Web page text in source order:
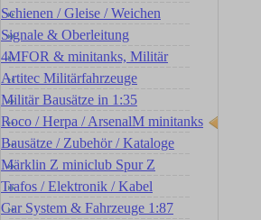
Schienen / Gleise / Weichen
Signale & Oberleitung
4MFOR & minitanks, Militär
Artitec Militärfahrzeuge
Militär Bausätze in 1:35
Roco / Herpa / ArsenalM minitanks
Bausätze / Zubehör / Kataloge
Märklin Z miniclub Spur Z
Trafos / Elektronik / Kabel
Car System & Fahrzeuge 1:87